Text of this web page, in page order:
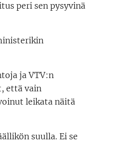
peri sen pysyvinä
ja VTV:n
että vain
leikata näitä
suulla. Ei se